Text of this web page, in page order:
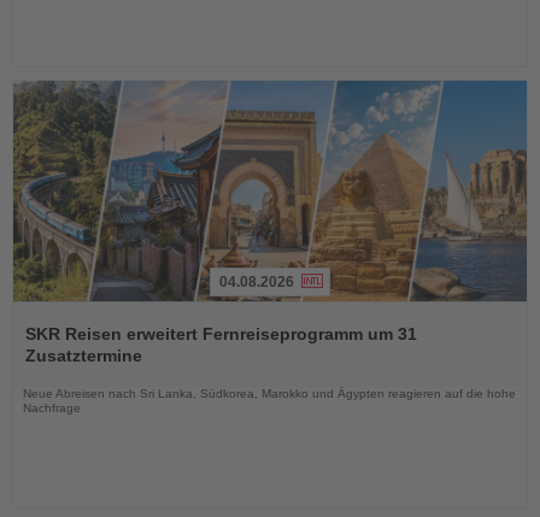
Sie
die
04.08.2026
SKR Reisen erweitert Fernreiseprogramm um 31
Zusatztermine
Neue Abreisen nach Sri Lanka, Südkorea, Marokko und Ägypten reagieren auf die hohe
Nachfrage